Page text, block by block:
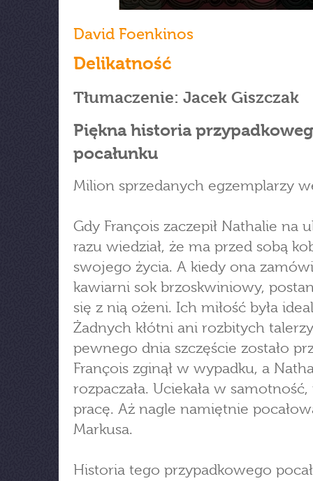
David Foenkinos
Delikatność
Tłumaczenie: Jacek Giszczak
Piękna historia
pocałunku
Milion sprzedanych egzemplarzy
Gdy François zaczepił Nathalie na
razu wiedział, że ma przed sobą
swojego życia. A kiedy ona
kawiarni sok brzoskwiniowy,
się z nią ożeni. Ich miłość była
Żadnych kłótni ani rozbitych
pewnego dnia szczęście zostało
François zginął w wypadku, a
rozpaczała. Uciekała w
pracę. Aż nagle namiętnie
Markusa.
Historia tego przypadkowego